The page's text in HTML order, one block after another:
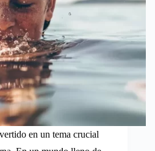
en un tema crucial